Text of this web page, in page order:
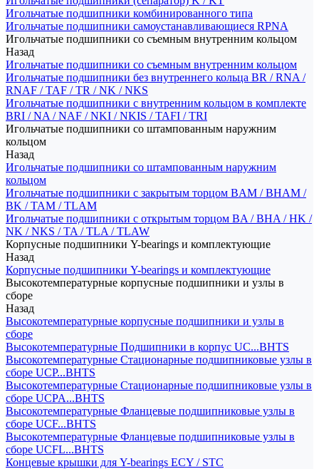
Игольчатые подшипники комбинированного типа
Игольчатые подшипники самоустанавливающиеся RPNA
Игольчатые подшипники со съемным внутренним кольцом
Назад
Игольчатые подшипники со съемным внутренним кольцом
Игольчатые подшипники без внутреннего кольца BR / RNA /
RNAF / TAF / TR / NK / NKS
Игольчатые подшипники с внутренним кольцом в комплекте
BRI / NA / NAF / NKI / NKIS / TAFI / TRI
Игольчатые подшипники со штампованным наружним
кольцом
Назад
Игольчатые подшипники со штампованным наружним
кольцом
Игольчатые подшипники с закрытым торцом BAM / BHAM /
BK / TAM / TLAM
Игольчатые подшипники с открытым торцом BA / BHA / HK /
NK / NKS / TA / TLA / TLAW
Корпусные подшипники Y-bearings и комплектующие
Назад
Корпусные подшипники Y-bearings и комплектующие
Высокотемпературные корпусные подшипники и узлы в
сборе
Назад
Высокотемпературные корпусные подшипники и узлы в
сборе
Высокотемпературные Подшипники в корпус UC...BHTS
Высокотемпературные Стационарные подшипниковые узлы в
сборе UCP...BHTS
Высокотемпературные Стационарные подшипниковые узлы в
сборе UCPA...BHTS
Высокотемпературные Фланцевые подшипниковые узлы в
сборе UCF...BHTS
Высокотемпературные Фланцевые подшипниковые узлы в
сборе UCFL...BHTS
Концевые крышки для Y-bearings ECY / STC